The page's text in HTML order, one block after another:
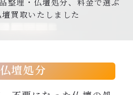
962-856
24時間受付 定休日：なし
整理・仏壇処分、料金で選ぶ
買取いたしました
仏壇処分